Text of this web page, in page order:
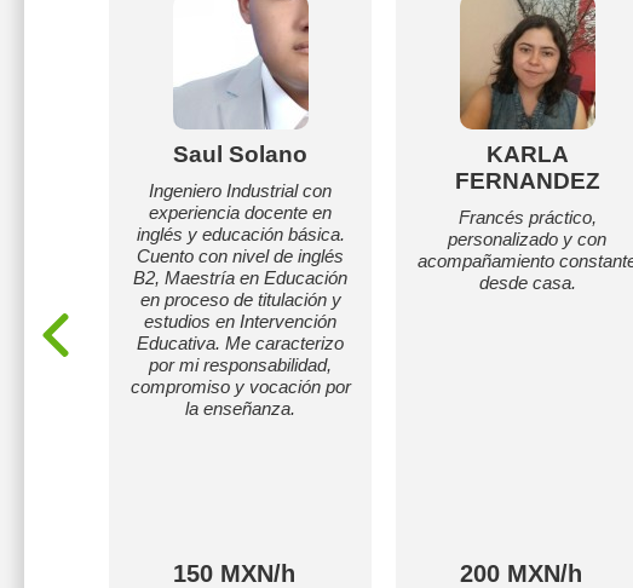
Saul Solano
Ingeniero Industrial con
experiencia docente en
inglés y educación básica.
Cuento con nivel de inglés
B2, Maestría en Educación
en proceso de titulación y
estudios en Intervención
Educativa. Me caracterizo
por mi responsabilidad,
compromiso y vocación por
la enseñanza.
150 MXN/h
KARLA
FERNANDEZ
Francés práctico,
personalizado y con
acompañamiento
desde casa.
200 MXN/h